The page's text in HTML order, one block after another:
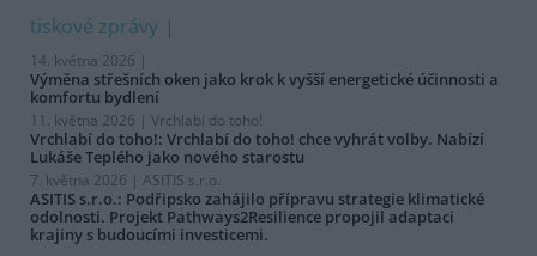
tiskové zprávy
14. května 2026 |
Výměna střešních oken jako krok k vyšší energetické účinnosti a
komfortu bydlení
11. května 2026 | Vrchlabí do toho!
Vrchlabí do toho!: Vrchlabí do toho! chce vyhrát volby. Nabízí
Lukáše Teplého jako nového starostu
7. května 2026 | ASITIS s.r.o.
ASITIS s.r.o.: Podřipsko zahájilo přípravu strategie klimatické
odolnosti. Projekt Pathways2Resilience propojil adaptaci
krajiny s budoucími investicemi.